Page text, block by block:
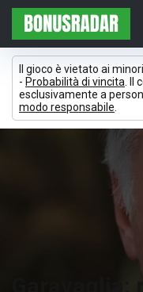
Il gioco è vietato ai
- Probabilità di vincita .
esclusivamente a
modo responsabile